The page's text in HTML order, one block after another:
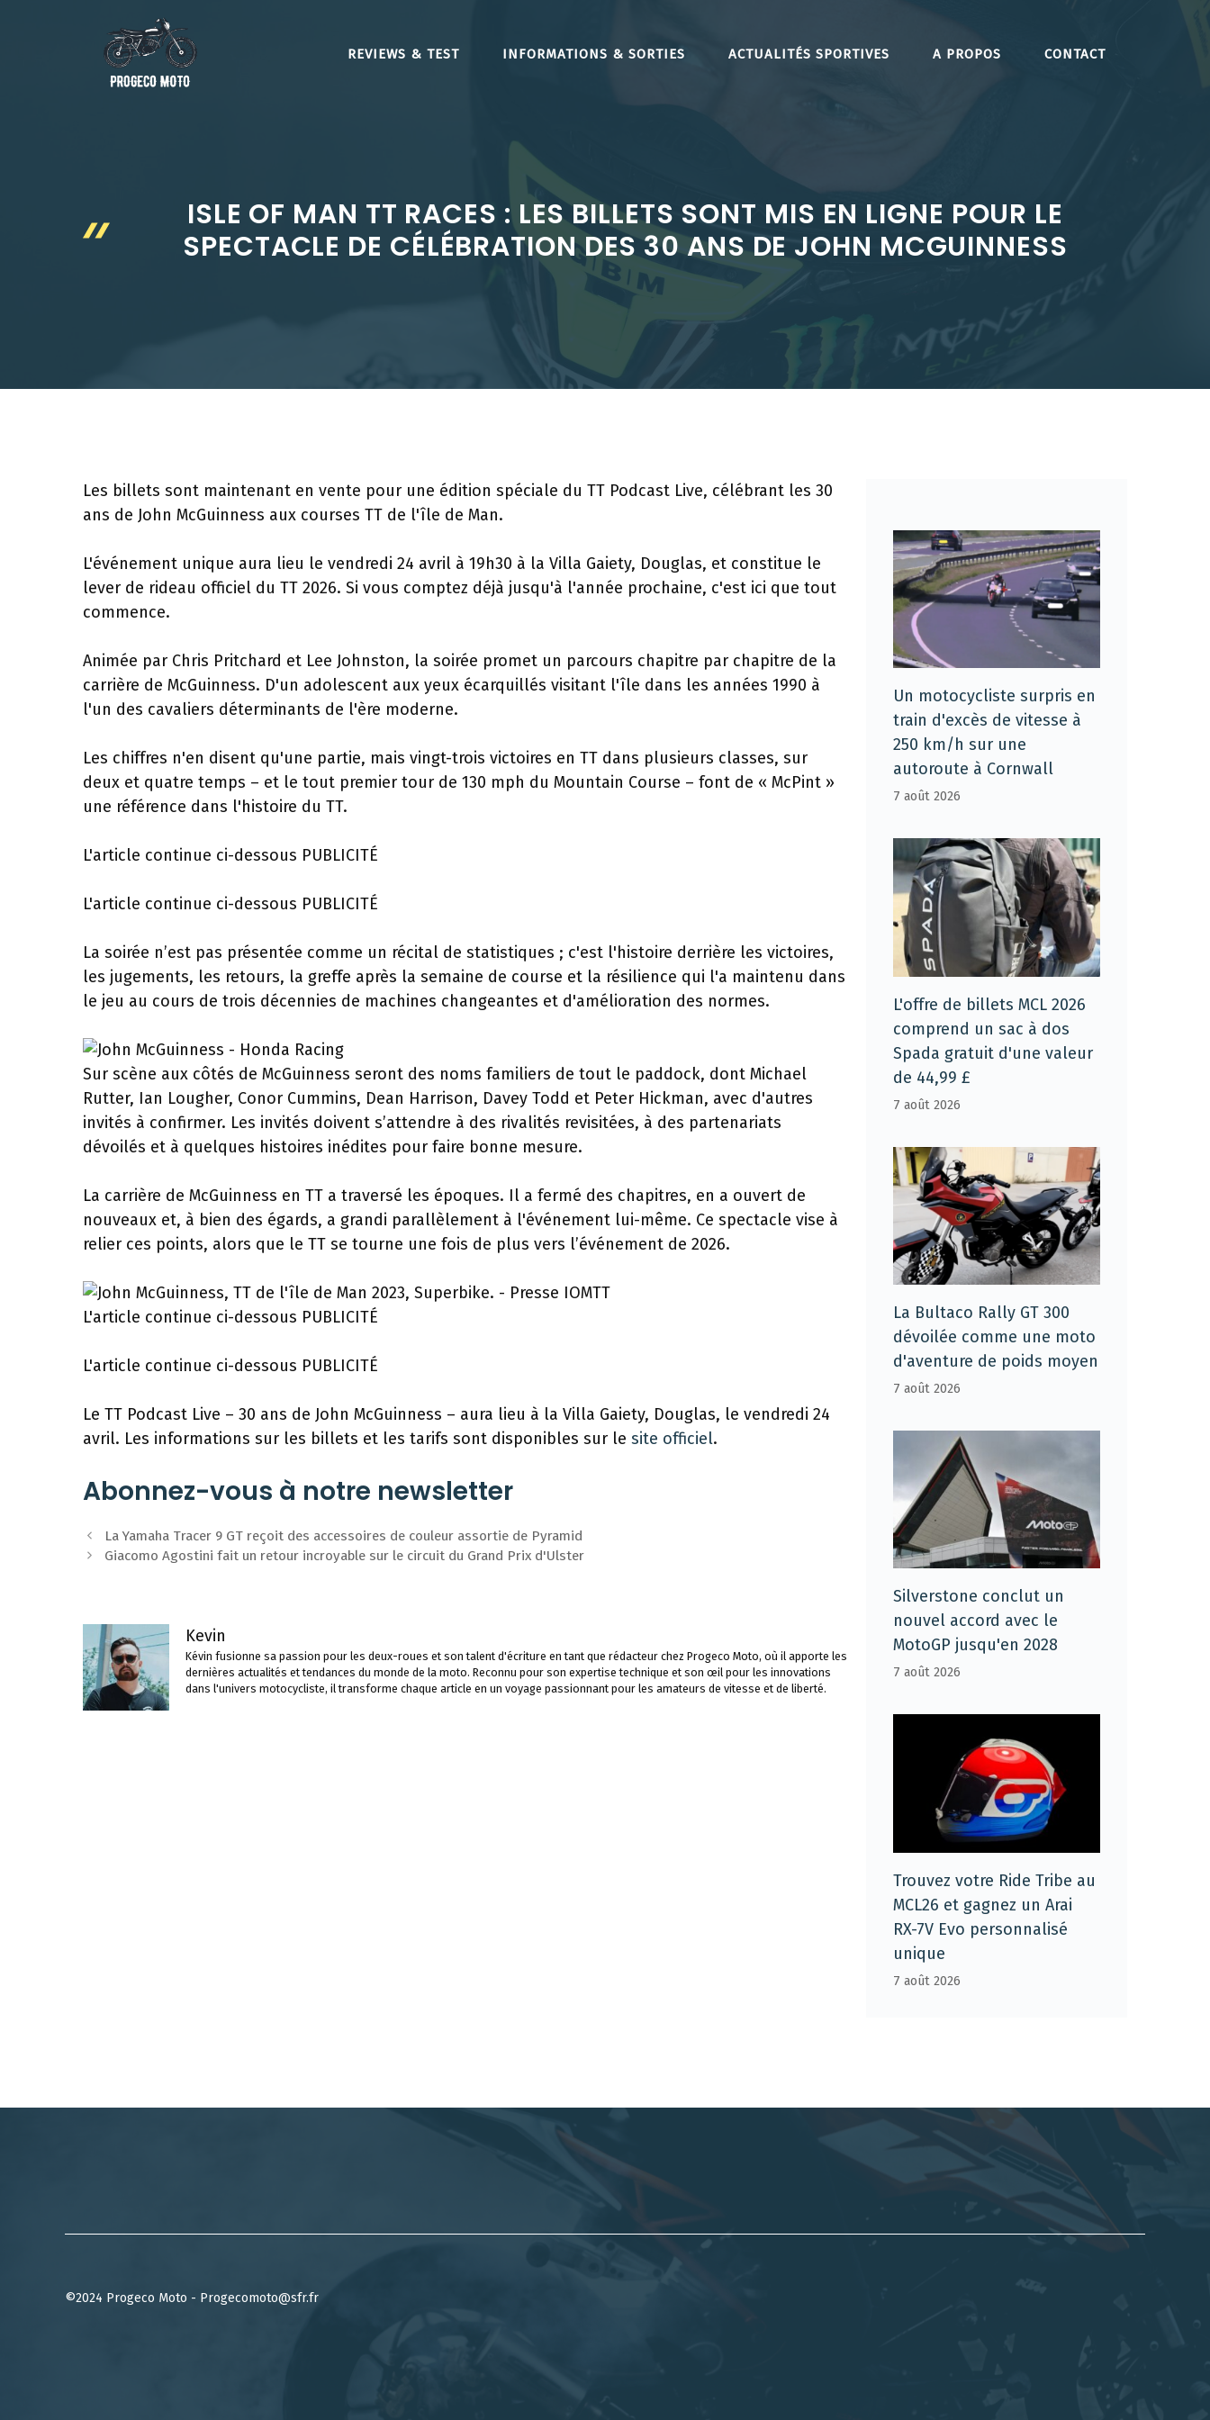
REVIEWS & TEST INFORMATIONS & SORTIES ACTUALITÉS SPORTIVES A PROPOS CONTACT
ISLE OF MAN TT RACES : LES BILLETS SONT MIS EN LIGNE POUR LE
SPECTACLE DE CÉLÉBRATION DES 30 ANS DE JOHN MCGUINNESS
Les billets sont maintenant en vente pour une édition spéciale du TT Podcast Live, célébrant les 30
ans de John McGuinness aux courses TT de l'île de Man.
L'événement unique aura lieu le vendredi 24 avril à 19h30 à la Villa Gaiety, Douglas, et constitue le
lever de rideau officiel du TT 2026. Si vous comptez déjà jusqu'à l'année prochaine, c'est ici que tout
commence.
Animée par Chris Pritchard et Lee Johnston, la soirée promet un parcours chapitre par chapitre de la
carrière de McGuinness. D'un adolescent aux yeux écarquillés visitant l'île dans les années 1990 à
l'un des cavaliers déterminants de l'ère moderne.
Les chiffres n'en disent qu'une partie, mais vingt-trois victoires en TT dans plusieurs classes, sur
deux et quatre temps – et le tout premier tour de 130 mph du Mountain Course – font de « McPint »
une référence dans l'histoire du TT.
L'article continue ci-dessous PUBLICITÉ
L'article continue ci-dessous PUBLICITÉ
La soirée n’est pas présentée comme un récital de statistiques ; c'est l'histoire derrière les victoires,
les jugements, les retours, la greffe après la semaine de course et la résilience qui l'a maintenu dans
le jeu au cours de trois décennies de machines changeantes et d'amélioration des normes.
Sur scène aux côtés de McGuinness seront des noms familiers de tout le paddock, dont Michael
Rutter, Ian Lougher, Conor Cummins, Dean Harrison, Davey Todd et Peter Hickman, avec d'autres
invités à confirmer. Les invités doivent s’attendre à des rivalités revisitées, à des partenariats
dévoilés et à quelques histoires inédites pour faire bonne mesure.
La carrière de McGuinness en TT a traversé les époques. Il a fermé des chapitres, en a ouvert de
nouveaux et, à bien des égards, a grandi parallèlement à l'événement lui-même. Ce spectacle vise à
relier ces points, alors que le TT se tourne une fois de plus vers l’événement de 2026.
L'article continue ci-dessous PUBLICITÉ
L'article continue ci-dessous PUBLICITÉ
Le TT Podcast Live – 30 ans de John McGuinness – aura lieu à la Villa Gaiety, Douglas, le vendredi 24
avril. Les informations sur les billets et les tarifs sont disponibles sur le site officiel.
Abonnez-vous à notre newsletter
Navigation
des
La Yamaha Tracer 9 GT reçoit des accessoires de couleur assortie de Pyramid
Giacomo Agostini fait un retour incroyable sur le circuit du Grand Prix d'Ulster
Kevin
Kévin fusionne sa passion pour les deux-roues et son talent d'écriture en tant que rédacteur chez Progeco Moto, où il apporte les
dernières actualités et tendances du monde de la moto. Reconnu pour son expertise technique et son œil pour les innovations
dans l'univers motocycliste, il transforme chaque article en un voyage passionnant pour les amateurs de vitesse et de liberté.
Un motocycliste surpris en
train d'excès de vitesse à
250 km/h sur une
autoroute à Cornwall
7 août 2026
L'offre de billets MCL 2026
comprend un sac à dos
Spada gratuit d'une valeur
de 44,99 £
7 août 2026
La Bultaco Rally GT 300
dévoilée comme une moto
d'aventure de poids moyen
7 août 2026
Silverstone conclut un
nouvel accord avec le
MotoGP jusqu'en 2028
7 août 2026
Trouvez votre Ride Tribe au
MCL26 et gagnez un Arai
RX-7V Evo personnalisé
unique
7 août 2026
©2024 Progeco Moto - Progecomoto@sfr.fr